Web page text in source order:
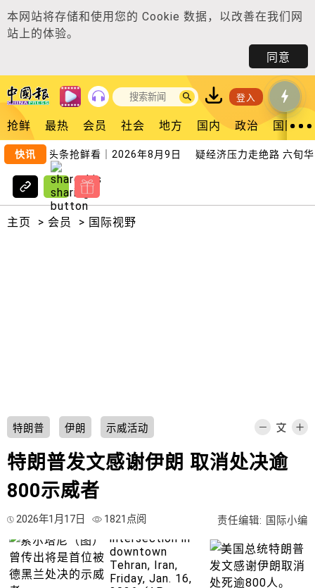
本网站将存储和使用您的 Cookie 数据，以改善在我们网
站上的体验。
同意
登入
抢鲜 最热 会员 社会 地方 国内 政治 国际
快讯 头条抢鲜看｜2026年8月9日 疑经济压力走绝路 六旬华
主页 > 会员 > 国际视野
特朗普 伊朗 示威活动
特朗普发文感谢伊朗 取消处决逾
800示威者
2026年1月17日 1821点阅 责任编辑: 国际小编